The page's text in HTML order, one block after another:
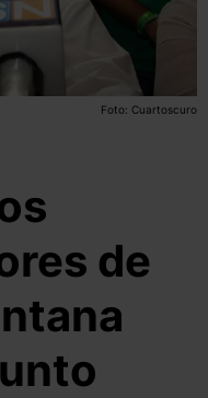
Foto: Cuartoscuro
de